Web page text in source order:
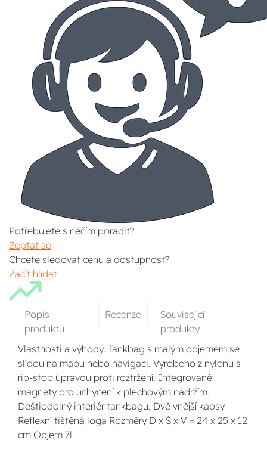
Potřebujete s něčím poradit?
Zeptat se
Chcete sledovat cenu a dostupnost?
Začít hlídat
Popis
produktu
Recenze
Související
produkty
Vlastnosti a výhody: Tankbag s malým objemem se
slídou na mapu nebo navigaci. Vyrobeno z nylonu s
rip-stop úpravou proti roztržení. Integrované
magnety pro uchycení k plechovým nádržím.
Deštiodolný interiér tankbagu. Dvě vnější kapsy
Reflexní tištěná loga Rozměry D x Š x V = 24 x 25 x 12
cm Objem 7l